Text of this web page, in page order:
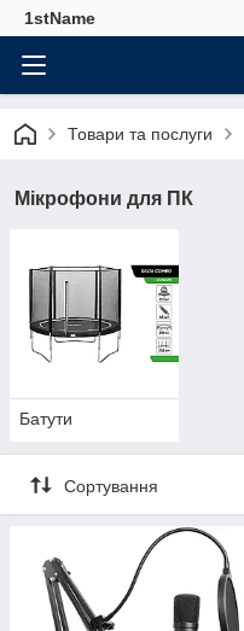
1stName
Товари та послуги
Мікрофони для ПК
Батути
Сортування